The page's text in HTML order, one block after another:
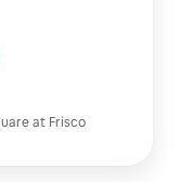
at Frisco